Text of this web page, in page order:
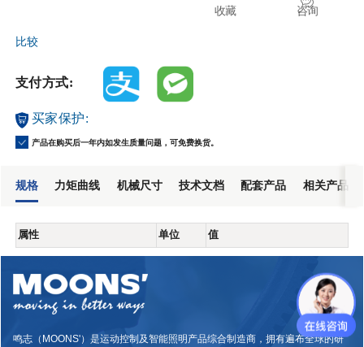
咨询
收藏
比较
支付方式:
买家保护:
产品在购买后一年内如发生质量问题，可免费换货。
规格 力矩曲线 机械尺寸 技术文档 配套产品 相关产品
属性 单位 值
鸣志（MOONS'）是运动控制及智能照明产品综合制造商，拥有遍布全球的研